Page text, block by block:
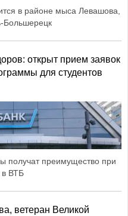
в районе мыса Левашова,
Большерецк
открыт прием заявок
для студентов
получат преимущество при
в ВТБ
ветеран Великой